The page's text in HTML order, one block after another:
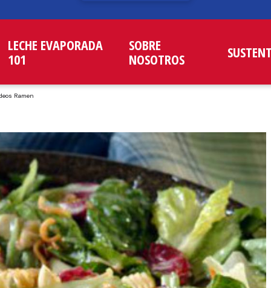
LECHE EVAPORADA
101
SOBRE
NOSOTROS
Ramen